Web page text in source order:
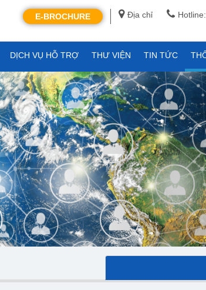
Địa chỉ
E-BROCHURE
DỊCH VỤ HỖ TRỢ THƯ VIỆN TIN TỨC